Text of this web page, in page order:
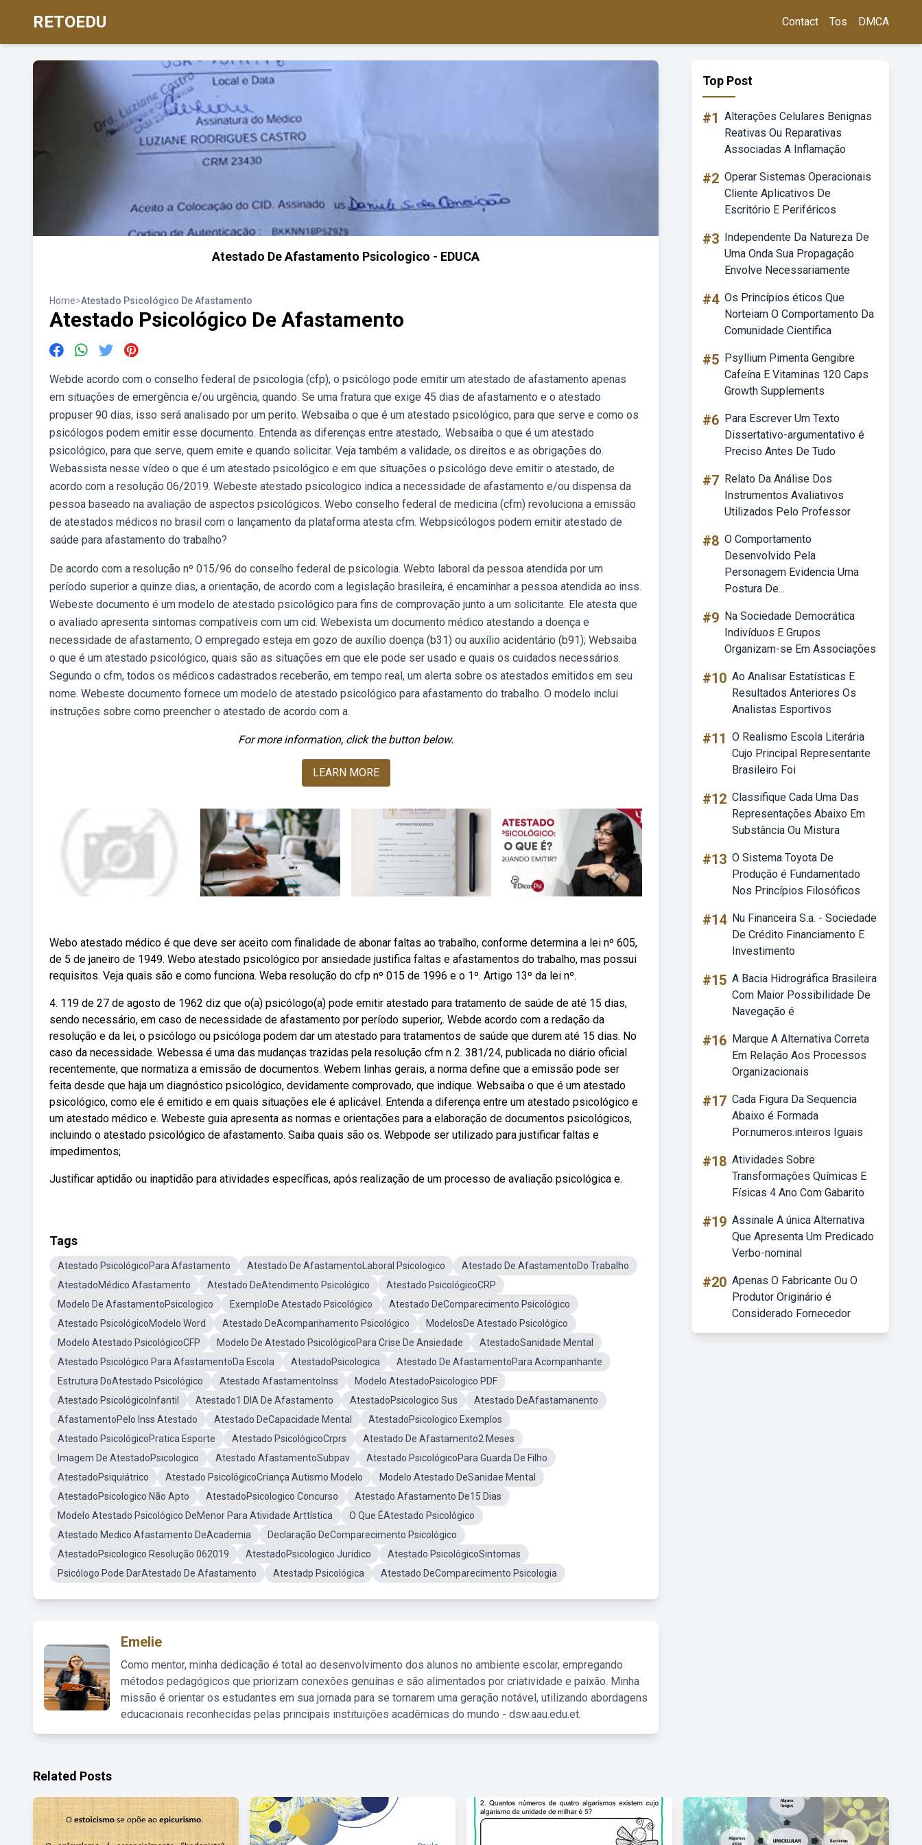
RETOEDU Contact Tos DMCA
Atestado De Afastamento Psicologico - EDUCA
Home>Atestado Psicológico De Afastamento
Atestado Psicológico De Afastamento
Webde acordo com o conselho federal de psicologia (cfp), o psicólogo pode emitir um atestado de afastamento apenas
em situações de emergência e/ou urgência, quando. Se uma fratura que exige 45 dias de afastamento e o atestado
propuser 90 dias, isso será analisado por um perito. Websaiba o que é um atestado psicológico, para que serve e como os
psicólogos podem emitir esse documento. Entenda as diferenças entre atestado,. Websaiba o que é um atestado
psicológico, para que serve, quem emite e quando solicitar. Veja também a validade, os direitos e as obrigações do.
Webassista nesse vídeo o que é um atestado psicológico e em que situações o psicológo deve emitir o atestado, de
acordo com a resolução 06/2019. Webeste atestado psicologico indica a necessidade de afastamento e/ou dispensa da
pessoa baseado na avaliação de aspectos psicológicos. Webo conselho federal de medicina (cfm) revoluciona a emissão
de atestados médicos no brasil com o lançamento da plataforma atesta cfm. Webpsicólogos podem emitir atestado de
saúde para afastamento do trabalho?
De acordo com a resolução nº 015/96 do conselho federal de psicologia. Webto laboral da pessoa atendida por um
período superior a quinze dias, a orientação, de acordo com a legislação brasileira, é encaminhar a pessoa atendida ao inss.
Webeste documento é um modelo de atestado psicológico para fins de comprovação junto a um solicitante. Ele atesta que
o avaliado apresenta sintomas compatíveis com um cid. Webexista um documento médico atestando a doença e
necessidade de afastamento; O empregado esteja em gozo de auxílio doença (b31) ou auxílio acidentário (b91); Websaiba
o que é um atestado psicológico, quais são as situações em que ele pode ser usado e quais os cuidados necessários.
Segundo o cfm, todos os médicos cadastrados receberão, em tempo real, um alerta sobre os atestados emitidos em seu
nome. Webeste documento fornece um modelo de atestado psicológico para afastamento do trabalho. O modelo inclui
instruções sobre como preencher o atestado de acordo com a.
For more information, click the button below.
LEARN MORE
Webo atestado médico é que deve ser aceito com finalidade de abonar faltas ao trabalho, conforme determina a lei nº 605,
de 5 de janeiro de 1949. Webo atestado psicológico por ansiedade justifica faltas e afastamentos do trabalho, mas possui
requisitos. Veja quais são e como funciona. Weba resolução do cfp nº 015 de 1996 e o 1º. Artigo 13º da lei nº.
4. 119 de 27 de agosto de 1962 diz que o(a) psicólogo(a) pode emitir atestado para tratamento de saúde de até 15 dias,
sendo necessário, em caso de necessidade de afastamento por período superior,. Webde acordo com a redação da
resolução e da lei, o psicólogo ou psicóloga podem dar um atestado para tratamentos de saúde que durem até 15 dias. No
caso da necessidade. Webessa é uma das mudanças trazidas pela resolução cfm n 2. 381/24, publicada no diário oficial
recentemente, que normatiza a emissão de documentos. Webem linhas gerais, a norma define que a emissão pode ser
feita desde que haja um diagnóstico psicológico, devidamente comprovado, que indique. Websaiba o que é um atestado
psicológico, como ele é emitido e em quais situações ele é aplicável. Entenda a diferença entre um atestado psicológico e
um atestado médico e. Webeste guia apresenta as normas e orientações para a elaboração de documentos psicológicos,
incluindo o atestado psicológico de afastamento. Saiba quais são os. Webpode ser utilizado para justificar faltas e
impedimentos;
Justificar aptidão ou inaptidão para atividades específicas, após realização de um processo de avaliação psicológica e.
Tags
Atestado PsicológicoPara Afastamento Atestado De AfastamentoLaboral Psicologico
Atestado De AfastamentoDo Trabalho
AtestadoMédico Afastamento
Atestado DeAtendimento Psicológico
Atestado PsicológicoCRP
Modelo De AfastamentoPsicologico
ExemploDe Atestado Psicológico
Atestado DeComparecimento Psicológico
Atestado PsicológicoModelo Word
Atestado DeAcompanhamento Psicológico
ModelosDe Atestado Psicológico
Modelo Atestado PsicológicoCFP
Modelo De Atestado PsicológicoPara Crise De Ansiedade
AtestadoSanidade Mental
Atestado Psicológico Para AfastamentoDa Escola
AtestadoPsicologica
Atestado De AfastamentoPara Acompanhante
Estrutura DoAtestado Psicológico
Atestado AfastamentoInss
Modelo AtestadoPsicologico PDF
Atestado PsicológicoInfantil
Atestado1 DIA De Afastamento AtestadoPsicologico Sus
Atestado DeAfastamanento
AfastamentoPelo Inss Atestado
Atestado DeCapacidade Mental
AtestadoPsicologico Exemplos
Atestado PsicológicoPratica Esporte
Atestado PsicológicoCrprs
Atestado De Afastamento2 Meses
Imagem De AtestadoPsicologico
Atestado AfastamentoSubpav
Atestado PsicológicoPara Guarda De Filho
AtestadoPsiquiátrico
Atestado PsicológicoCriança Autismo Modelo
Modelo Atestado DeSanidae Mental
AtestadoPsicologico Não Apto
AtestadoPsicologico Concurso
Atestado Afastamento De15 Dias
Modelo Atestado Psicológico DeMenor Para Atividade Arttística
O Que ÉAtestado Psicológico
Atestado Medico Afastamento DeAcademia
Declaração DeComparecimento Psicológico
AtestadoPsicologico Resolução 062019
AtestadoPsicologico Juridico
Atestado PsicológicoSintomas
Psicólogo Pode DarAtestado De Afastamento
Atestadp Psicológica Atestado DeComparecimento Psicologia
Emelie
Como mentor, minha dedicação é total ao desenvolvimento dos alunos no ambiente escolar, empregando
métodos pedagógicos que priorizam conexões genuínas e são alimentados por criatividade e paixão. Minha
missão é orientar os estudantes em sua jornada para se tornarem uma geração notável, utilizando abordagens
educacionais reconhecidas pelas principais instituições acadêmicas do mundo - dsw.aau.edu.et.
Top Post
#1 Alterações Celulares Benignas
Reativas Ou Reparativas
Associadas A Inflamação
#2 Operar Sistemas Operacionais
Cliente Aplicativos De
Escritório E Periféricos
#3 Independente Da Natureza De
Uma Onda Sua Propagação
Envolve Necessariamente
#4 Os Princípios éticos Que
Norteiam O Comportamento Da
Comunidade Científica
#5 Psyllium Pimenta Gengibre
Cafeína E Vitaminas 120 Caps
Growth Supplements
#6 Para Escrever Um Texto
Dissertativo-argumentativo é
Preciso Antes De Tudo
#7 Relato Da Análise Dos
Instrumentos Avaliativos
Utilizados Pelo Professor
#8 O Comportamento
Desenvolvido Pela
Personagem Evidencia Uma
Postura De...
#9 Na Sociedade Democrática
Indivíduos E Grupos
Organizam-se Em Associações
#10 Ao Analisar Estatísticas E
Resultados Anteriores Os
Analistas Esportivos
#11 O Realismo Escola Literária
Cujo Principal Representante
Brasileiro Foi
#12 Classifique Cada Uma Das
Representações Abaixo Em
Substância Ou Mistura
#13 O Sistema Toyota De
Produção é Fundamentado
Nos Princípios Filosóficos
#14 Nu Financeira S.a. - Sociedade
De Crédito Financiamento E
Investimento
#15 A Bacia Hidrográfica Brasileira
Com Maior Possibilidade De
Navegação é
#16 Marque A Alternativa Correta
Em Relação Aos Processos
Organizacionais
#17 Cada Figura Da Sequencia
Abaixo é Formada
Por.numeros.inteiros Iguais
#18 Atividades Sobre
Transformações Químicas E
Físicas 4 Ano Com Gabarito
#19 Assinale A única Alternativa
Que Apresenta Um Predicado
Verbo-nominal
#20 Apenas O Fabricante Ou O
Produtor Originário é
Considerado Fornecedor
Related Posts